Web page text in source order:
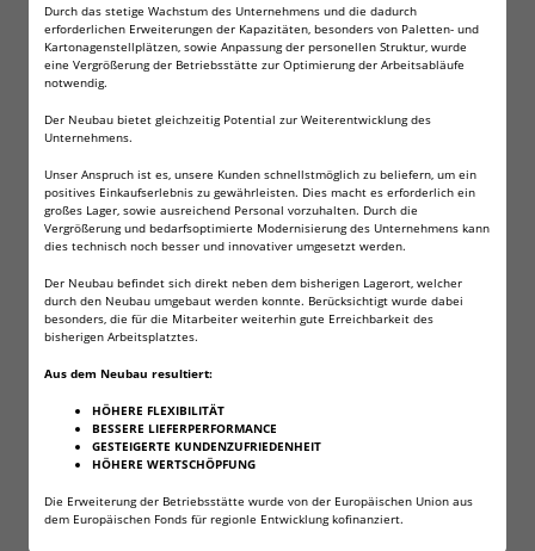
Durch das stetige Wachstum des Unternehmens und die dadurch
erforderlichen Erweiterungen der Kapazitäten, besonders von Paletten- und
Kartonagenstellplätzen, sowie Anpassung der personellen Struktur, wurde
eine Vergrößerung der Betriebsstätte zur Optimierung der Arbeitsabläufe
notwendig.
Der Neubau bietet gleichzeitig Potential zur Weiterentwicklung des
Unternehmens.
Unser Anspruch ist es, unsere Kunden schnellstmöglich zu beliefern, um ein
positives Einkaufserlebnis zu gewährleisten. Dies macht es erforderlich ein
großes Lager, sowie ausreichend Personal vorzuhalten. Durch die
Vergrößerung und bedarfsoptimierte Modernisierung des Unternehmens kann
dies technisch noch besser und innovativer umgesetzt werden.
Der Neubau befindet sich direkt neben dem bisherigen Lagerort, welcher
durch den Neubau umgebaut werden konnte. Berücksichtigt wurde dabei
besonders, die für die Mitarbeiter weiterhin gute Erreichbarkeit des
bisherigen Arbeitsplatztes.
Aus dem Neubau resultiert:
HÖHERE FLEXIBILITÄT
BESSERE LIEFERPERFORMANCE
GESTEIGERTE KUNDENZUFRIEDENHEIT
HÖHERE WERTSCHÖPFUNG
Die Erweiterung der Betriebsstätte wurde von der Europäischen Union aus
dem Europäischen Fonds für regionle Entwicklung kofinanziert.
Anforderungen an Qualität und Präzision.
Geriffelt.
Gewicht: 0,52 Gramm
Inhalt je Dose: 500 Stück
Reichweite: unter 25 m
Geschossform: Rundkopf
Geschosslänge: 6,0 mm
Lieferumfang: 20 Dose mit gesamt 10.000 Stück
Natürlich erhalten Sie eine Rechnung mit